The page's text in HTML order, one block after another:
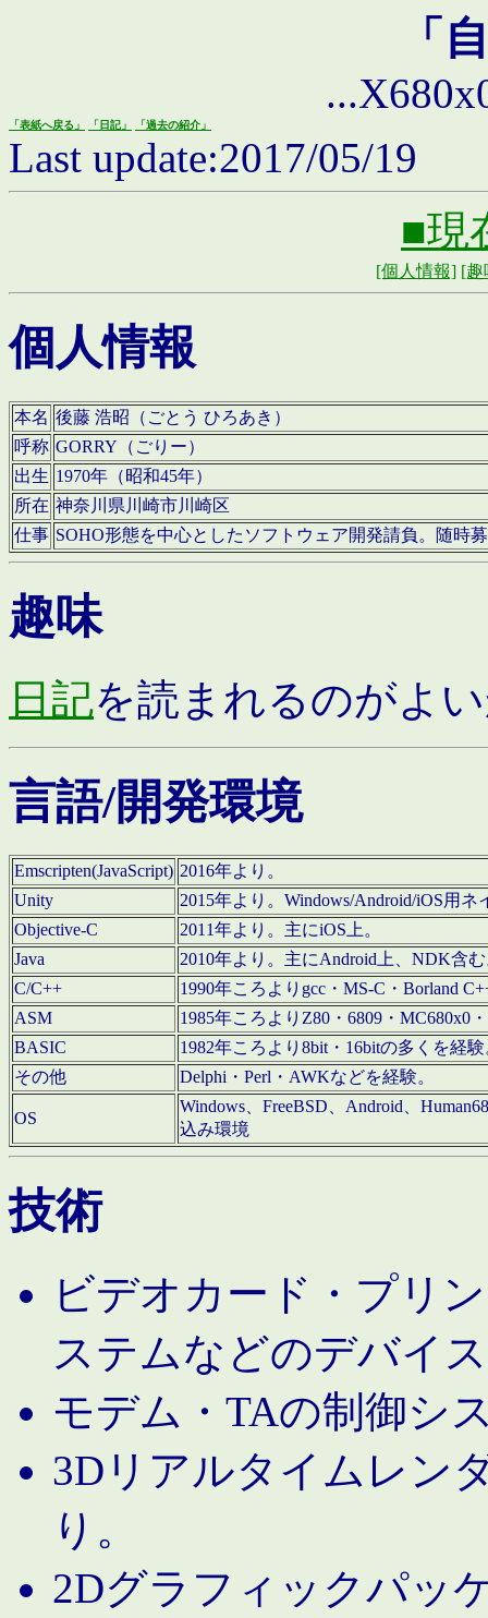
「
「表紙へ戻る」 「日記」 「過去の紹介」
Last update:2017/05/19
■現
[個人情報] [趣
個人情報
本名 後藤 浩昭（ごとう ひろあき）
呼称 GORRY（ごりー）
出生 1970年（昭和45年）
所在 神奈川県川崎市川崎区
仕事 SOHO形態を中心としたソフトウェア開発請負。随時
趣味
日記を読まれるのがよ
言語/開発環境
Emscripten(JavaScript) 2016年より。
Unity
2015年より。Windows/Android/iOS用
Objective-C
2011年より。主にiOS上。
Java
2010年より。主にAndroid上、NDK含
C/C++
1990年ころよりgcc・MS-C・Borland
ASM
1985年ころよりZ80・6809・MC680x0
BASIC
1982年ころより8bit・16bitの多くを経
その他
Delphi・Perl・AWKなどを経験。
OS
Windows、FreeBSD、Android、
込み環境
技術
ビデオカード・プリ
ステムなどのデバイ
モデム・TAの制御シ
3Dリアルタイムレン
り。
2Dグラフィックパッ